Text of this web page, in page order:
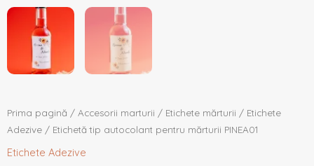
Prima pagină / Accesorii marturii / Etichete mărturii / Etichete
Adezive / Etichetă tip autocolant pentru mărturii PINEA01
Etichete Adezive